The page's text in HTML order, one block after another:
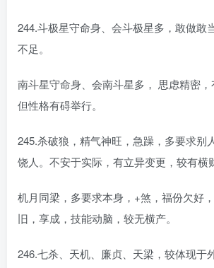
244.斗极星守命身、会斗极星多，敢做敢
不足。
南斗星守命身、会南斗星多， 思虑精密，
但性格有碍举行。
245.杀破狼，精气神旺，急躁，多要求别
饶人。不安于实际，有立异变更，较有横
机月同梁，多要求本身，+煞，福份欠好
旧，享成，技能动脑，较无横产。
246.七杀、天机、廉贞、天梁，较体现于外